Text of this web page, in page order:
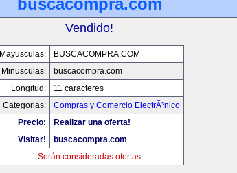
buscacompra.com
Vendido!
Mayusculas:
BUSCACOMPRA.COM
Minusculas:
buscacompra.com
Longitud:
11 caracteres
Categorias:
Compras y Comercio ElectrÃ³nico
Precio:
Realizar una oferta!
Visitar!
buscacompra.com
Serán consideradas ofertas